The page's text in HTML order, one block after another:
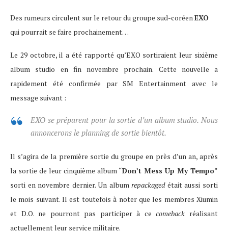
Des rumeurs circulent sur le retour du groupe sud-coréen EXO
qui pourrait se faire prochainement…
Le 29 octobre, il a été rapporté qu’EXO sortiraient leur sixième
album studio en fin novembre prochain. Cette nouvelle a
rapidement été confirmée par SM Entertainment avec le
message suivant :
EXO se préparent pour la sortie d’un album studio. Nous
annoncerons le planning de sortie bientôt.
Il s’agira de la première sortie du groupe en près d’un an, après
la sortie de leur cinquième album “Don’t Mess Up My Tempo”
sorti en novembre dernier. Un album repackagedétait aussi sorti
le mois suivant. Il est toutefois à noter que les membres Xiumin
et D.O. ne pourront pas participer à cecomeback réalisant
actuellement leur service militaire.